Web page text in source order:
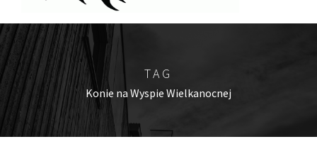
TAG
Konie na Wyspie Wielkanocnej